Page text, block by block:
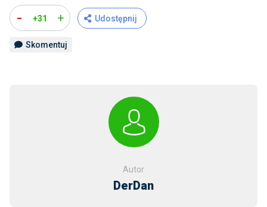
- +31 + Udostępnij
Skomentuj
Autor
DerDan